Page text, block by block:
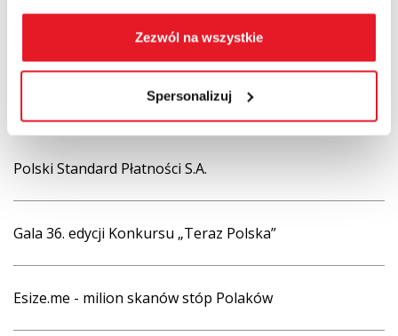
Zezwól na wszystkie
Spersonalizuj
NAJCHĘTNIEJ CZYTANE
Polski Standard Płatności S.A.
Gala 36. edycji Konkursu „Teraz Polska”
Esize.me - milion skanów stóp Polaków